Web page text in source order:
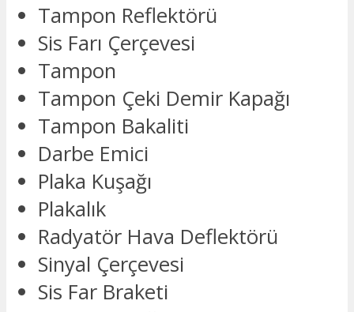
Tampon Reflektörü
Sis Farı Çerçevesi
Tampon
Tampon Çeki Demir Kapağı
Tampon Bakaliti
Darbe Emici
Plaka Kuşağı
Plakalık
Radyatör Hava Deflektörü
Sinyal Çerçevesi
Sis Far Braketi